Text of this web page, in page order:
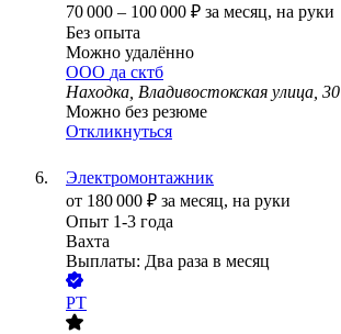
70 000 – 100 000 ₽ за месяц, на руки
Без опыта
Можно удалённо
ООО да сктб
Находка, Владивостокская улица, 30
Можно без резюме
Откликнуться
Электромонтажник
от 180 000 ₽ за месяц, на руки
Опыт 1-3 года
Вахта
Выплаты: Два раза в месяц
РТ